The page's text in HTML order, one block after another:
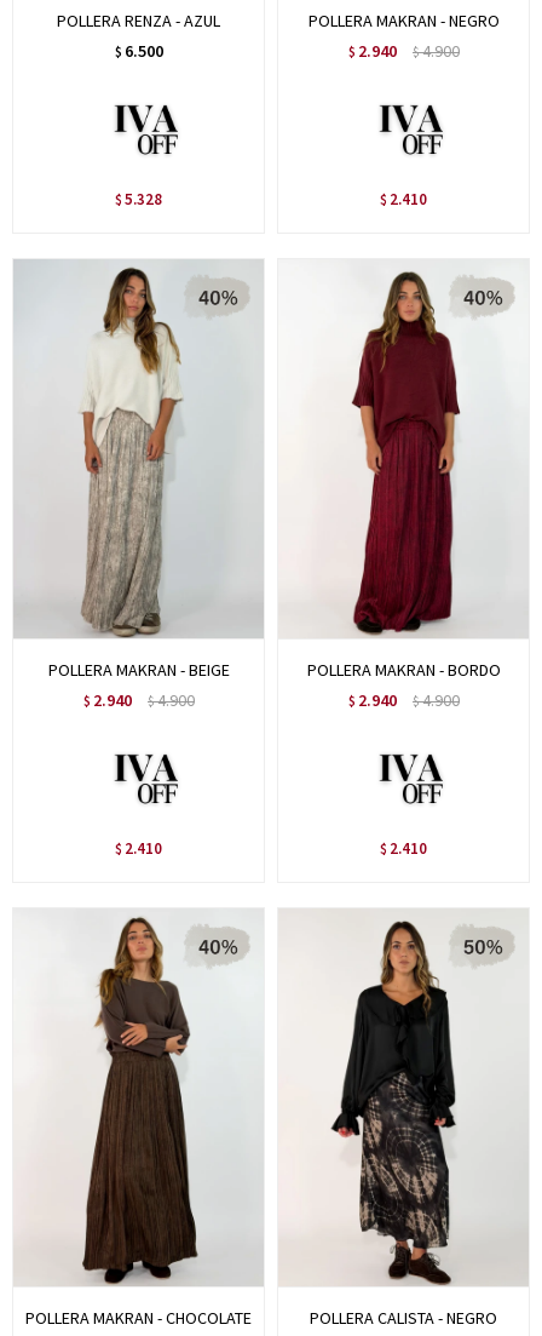
POLLERA RENZA - AZUL
$ 6.500
$ 5.328
POLLERA MAKRAN - NEGRO
$ 2.940 $4.900
$ 2.410
POLLERA MAKRAN - BEIGE
$ 2.940 $4.900
$ 2.410
POLLERA MAKRAN - BORDO
$ 2.940 $4.900
$ 2.410
POLLERA MAKRAN - CHOCOLATE POLLERA CALISTA - NEGRO